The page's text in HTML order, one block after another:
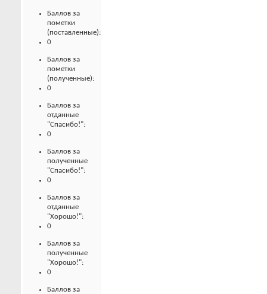
Баллов за
пометки
(поставленные):
0
Баллов за
пометки
(полученные):
0
Баллов за
отданные
"Спасибо!":
0
Баллов за
полученные
"Спасибо!":
0
Баллов за
отданные
"Хорошо!":
0
Баллов за
полученные
"Хорошо!":
0
Баллов за